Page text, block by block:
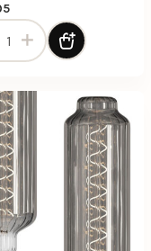
dimbaar aantal
Inception Kalmar